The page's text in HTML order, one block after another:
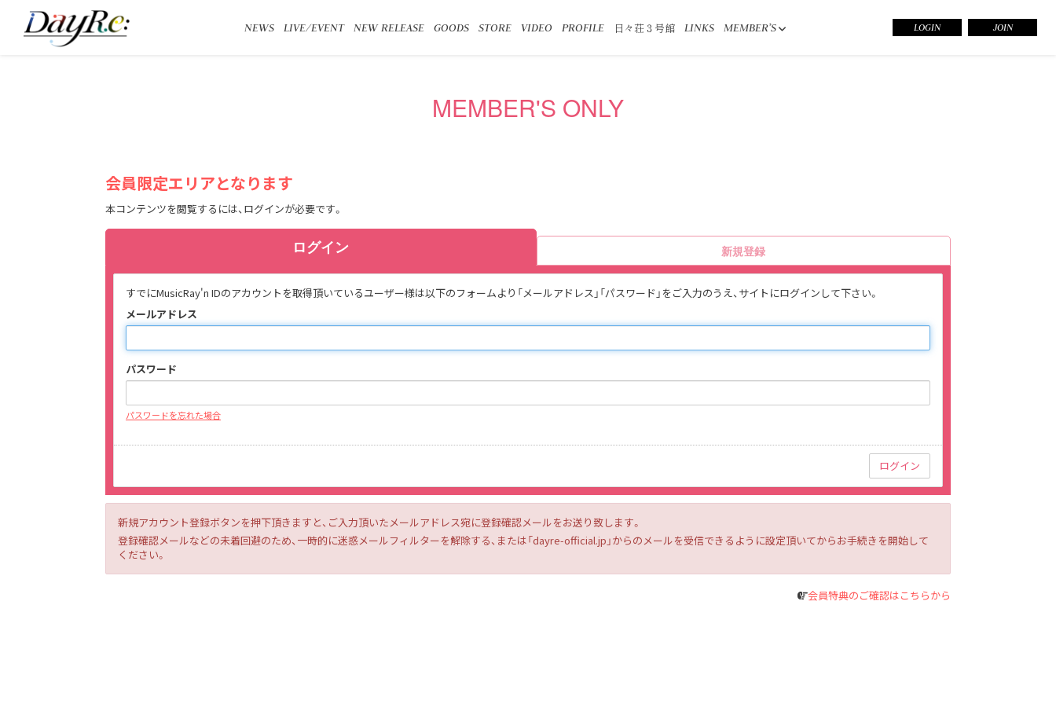
NEWS LIVE/EVENT NEW RELEASE GOODS STORE VIDEO PROFILE 日々荘３号館 LINKS MEMBER’S LOGIN JOIN
MEMBER'S ONLY
会員限定エリアとなります
本コンテンツを閲覧するには、ログインが必要です。
ログイン 新規登録
すでにMusicRay'n IDのアカウントを取得頂いているユーザー様は以下のフォームより「メールアドレス」「パスワード」をご入力のうえ、サイトにログインして下さい。
メールアドレス
パスワード
パスワードを忘れた場合
新規アカウント登録ボタンを押下頂きますと、ご入力頂いたメールアドレス宛に登録確認メールをお送り致します。
登録確認メールなどの未着回避のため、一時的に迷惑メールフィルターを解除する、または「dayre-official.jp」からのメールを受信できるように設定頂いてからお手続きを開始して
ください。
会員特典のご確認はこちらから